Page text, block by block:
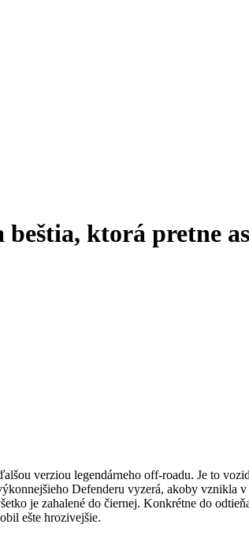
ktorá pretne
verziou legendárneho off-roadu. Je to
Defenderu vyzerá, akoby vznikla
je zahalené do čiernej. Konkrétne do
ešte hrozivejšie.